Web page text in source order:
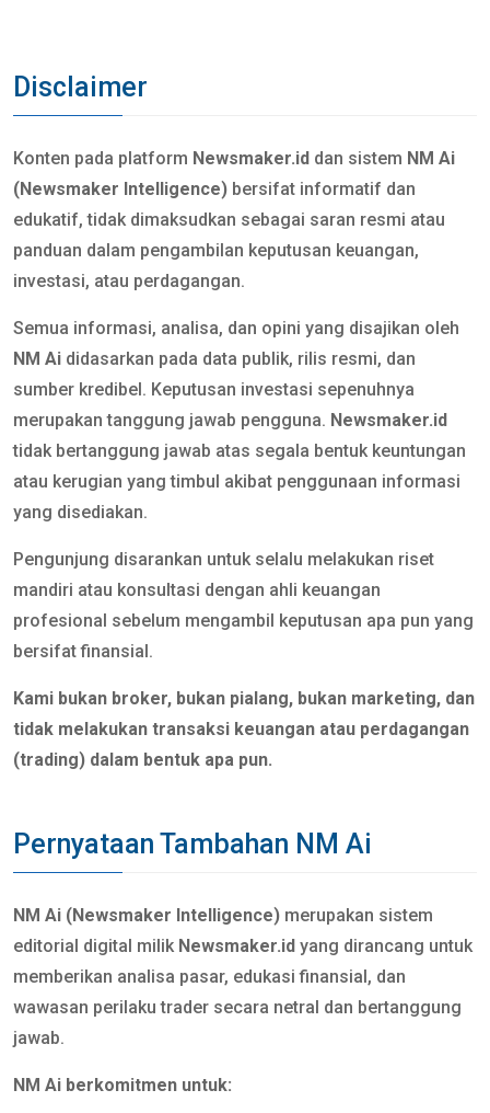
Disclaimer
Konten pada platform Newsmaker.id dan sistem NM Ai
(Newsmaker Intelligence) bersifat informatif dan
edukatif, tidak dimaksudkan sebagai saran resmi atau
panduan dalam pengambilan keputusan keuangan,
investasi, atau perdagangan.
Semua informasi, analisa, dan opini yang disajikan oleh
NM Ai didasarkan pada data publik, rilis resmi, dan
sumber kredibel. Keputusan investasi sepenuhnya
merupakan tanggung jawab pengguna. Newsmaker.id
tidak bertanggung jawab atas segala bentuk keuntungan
atau kerugian yang timbul akibat penggunaan informasi
yang disediakan.
Pengunjung disarankan untuk selalu melakukan riset
mandiri atau konsultasi dengan ahli keuangan
profesional sebelum mengambil keputusan apa pun yang
bersifat finansial.
Kami bukan broker, bukan pialang, bukan marketing, dan
tidak melakukan transaksi keuangan atau perdagangan
(trading) dalam bentuk apa pun.
Pernyataan Tambahan NM Ai
NM Ai (Newsmaker Intelligence) merupakan sistem
editorial digital milik Newsmaker.id yang dirancang untuk
memberikan analisa pasar, edukasi finansial, dan
wawasan perilaku trader secara netral dan bertanggung
jawab.
NM Ai berkomitmen untuk: